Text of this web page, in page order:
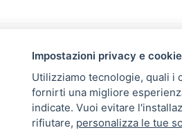
Melo 224/a, Bari, Italy,
Impostazioni privacy e cookie
Utilizziamo tecnologie, quali i
fornirti una migliore
indicate. Vuoi evitare
rifiutare, personalizza le tue